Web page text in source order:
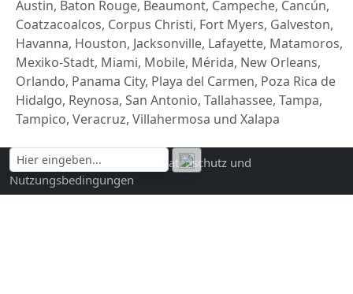
Austin, Baton Rouge, Beaumont, Campeche, Cancún,
Coatzacoalcos, Corpus Christi, Fort Myers, Galveston,
Havanna, Houston, Jacksonville, Lafayette, Matamoros,
Mexiko-Stadt, Miami, Mobile, Mérida, New Orleans,
Orlando, Panama City, Playa del Carmen, Poza Rica de
Hidalgo, Reynosa, San Antonio, Tallahassee, Tampa,
Tampico, Veracruz, Villahermosa und Xalapa
Kontakt und Impressum
Datenschutz und
Nutzungsbedingungen